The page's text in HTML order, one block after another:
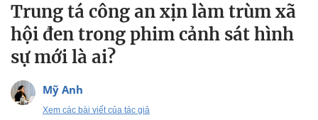
Trung tá công an xịn làm trùm xã
hội đen trong phim cảnh sát hình
sự mới là ai?
Mỹ Anh
Xem các bài viết của tác giả